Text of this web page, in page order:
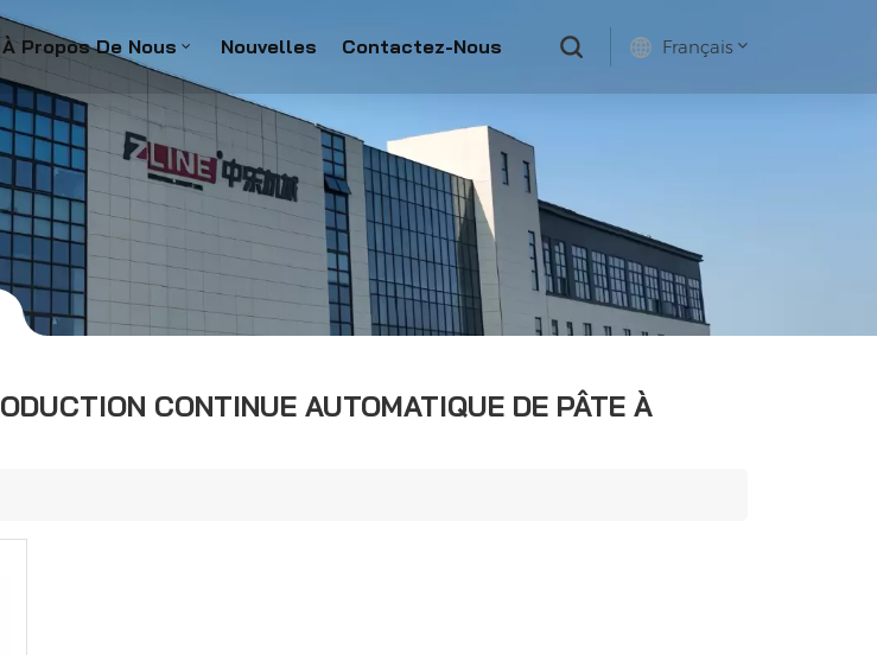
À Propos De Nous Nouvelles Contactez-Nous Français
русский
español
CONTINUE AUTOMATIQUE DE PÂTE À